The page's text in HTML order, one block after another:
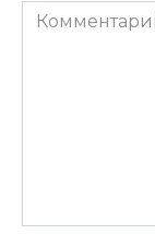
Комментарий